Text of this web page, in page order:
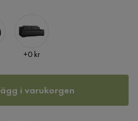
Pris
+0 kr
i varukorgen